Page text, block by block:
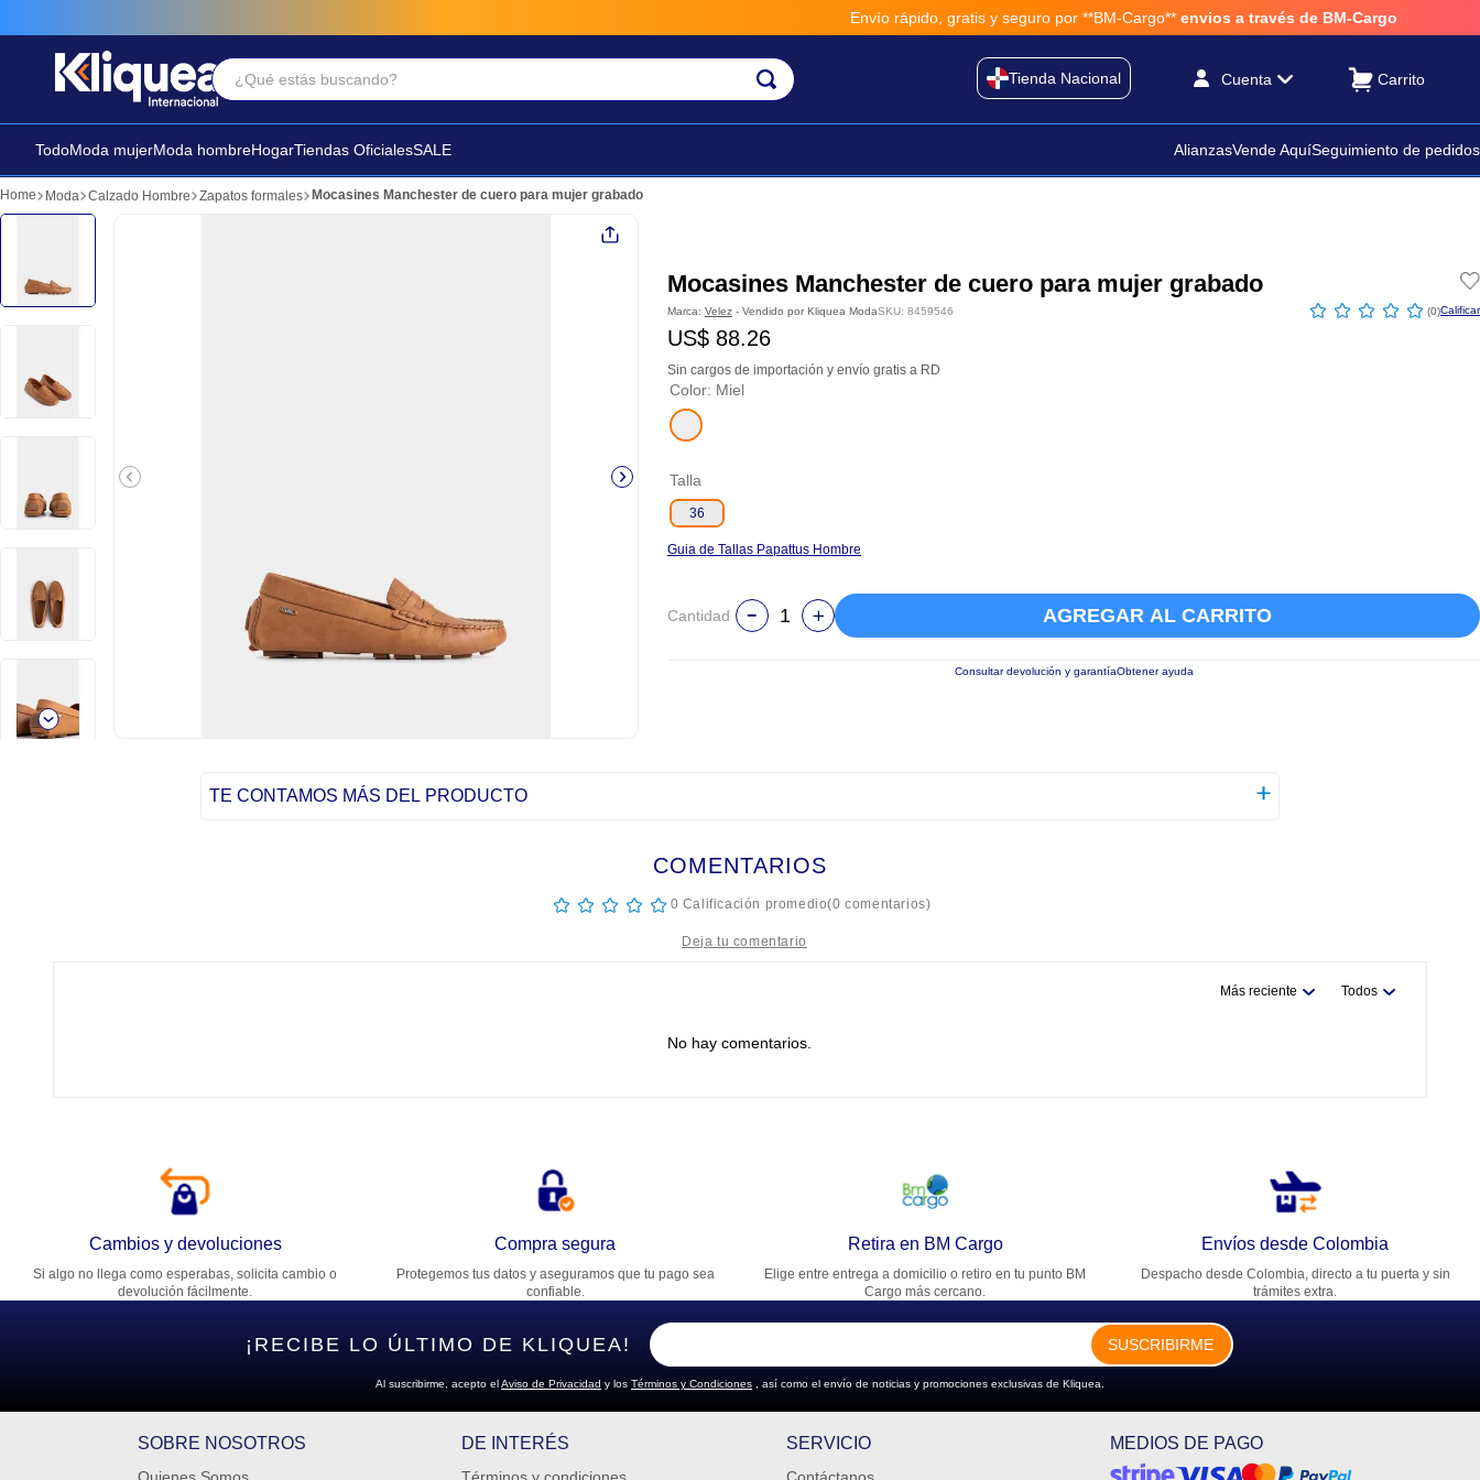
Envío rápido, gratis y seguro por **BM-Cargo** envios a través de BM-Cargo
¿Qué estás buscando?
Tienda Nacional Cuenta
TodoModa mujerModa hombreHogarTiendas OficialesSALE AlianzasVende AquíSeguimiento de pedidos
Moda Calzado Hombre Zapatos formales Mocasines Manchester de cuero para mujer grabado
Mocasines Manchester de cuero para mujer grabado
Marca: Velez - Vendido por Kliquea ModaSKU: 8459546 ☆ ☆ ☆ ☆ ☆ (0)
US$ 88.26
Sin cargos de importación y envío gratis a RD
Color: Miel
Talla
36
Guia de Tallas Papattus Hombre
Cantidad AGREGAR AL CARRITO
Consultar devolución y garantíaObtener ayuda
TE CONTAMOS MÁS DEL PRODUCTO
COMENTARIOS
☆ ☆ ☆ ☆ ☆ 0 Calificación promedio(0 comentarios)
Dirección de email
Escribe un comentario
ENVIAR COMENTARIO
Más reciente Todos
No hay comentarios.
Cambios y devoluciones
Si algo no llega como esperabas, solicita cambio o
devolución fácilmente.
Compra segura
Protegemos tus datos y aseguramos que tu pago sea
confiable.
Retira en BM Cargo
Elige entre entrega a domicilio o retiro en tu punto BM
Cargo más cercano.
Envíos desde Colombia
Despacho desde Colombia, directo a tu puerta y sin
trámites extra.
¡RECIBE LO ÚLTIMO DE KLIQUEA! SUSCRIBIRME
Al suscribirme, acepto elAviso de Privacidad y los Términos y Condiciones , así como el envío de noticias y promociones exclusivas de Kliquea.
SOBRE NOSOTROS DE INTERÉS SERVICIO MEDIOS DE PAGO
Términos Más Buscados
2. sandalia